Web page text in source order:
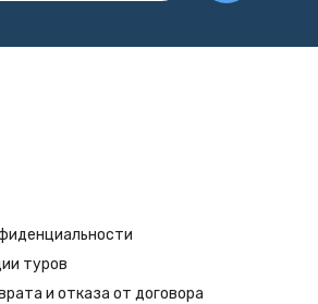
туров
и отказа от договора